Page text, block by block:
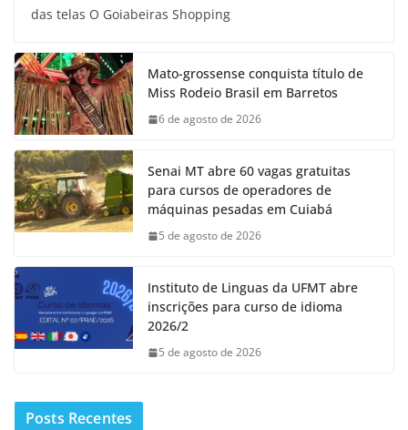
das telas O Goiabeiras Shopping
Mato-grossense conquista título de
Miss Rodeio Brasil em Barretos
6 de agosto de 2026
Senai MT abre 60 vagas gratuitas
para cursos de operadores de
máquinas pesadas em Cuiabá
5 de agosto de 2026
Instituto de Linguas da UFMT abre
inscrições para curso de idioma
2026/2
5 de agosto de 2026
Posts Recentes